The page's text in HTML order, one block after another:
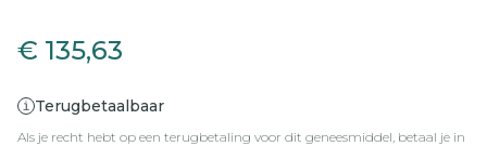
€ 135,63
Terugbetaalbaar
Als je recht hebt op een terugbetaling voor dit geneesmiddel, betaal je in